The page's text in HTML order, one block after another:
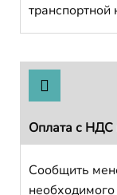
Оплата с НДС
Сообщить
необходимого